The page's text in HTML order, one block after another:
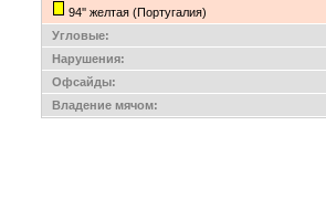
94'' желтая (Португалия)
Угловые:
Нарушения:
Офсайды:
Владение мячом: